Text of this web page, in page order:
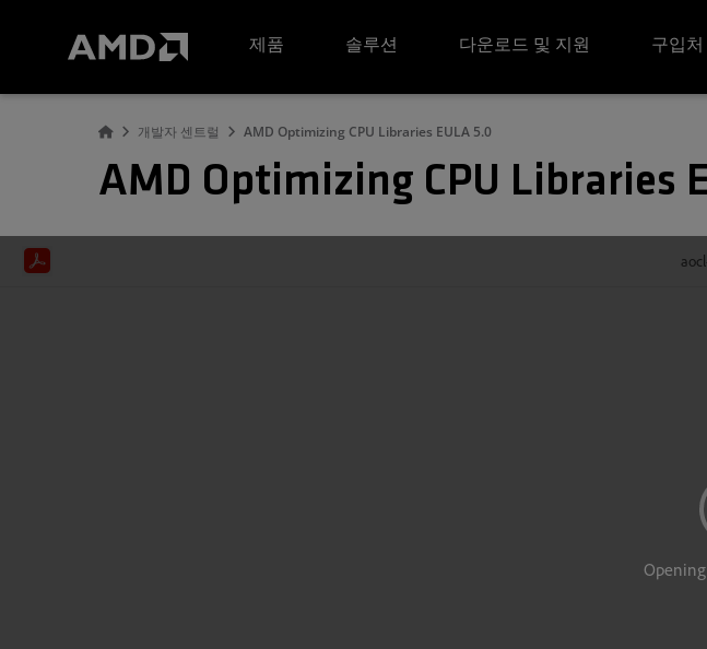
제품
솔루션 다운로드 및 지원 구입처
개발자 센트럴 AMD Optimizing CPU Libraries EULA 5.0
AMD Optimizing CPU Libraries